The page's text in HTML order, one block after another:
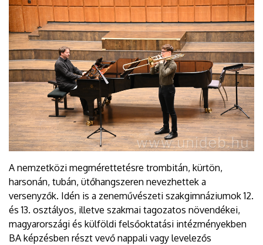
A nemzetközi megmérettetésre trombitán, kürtön,
harsonán, tubán, ütőhangszeren nevezhettek a
versenyzők. Idén is a zeneművészeti szakgimnáziumok 12.
és 13. osztályos, illetve szakmai tagozatos növendékei,
magyarországi és külföldi felsőoktatási intézményekben
BA képzésben részt vevő nappali vagy levelezős